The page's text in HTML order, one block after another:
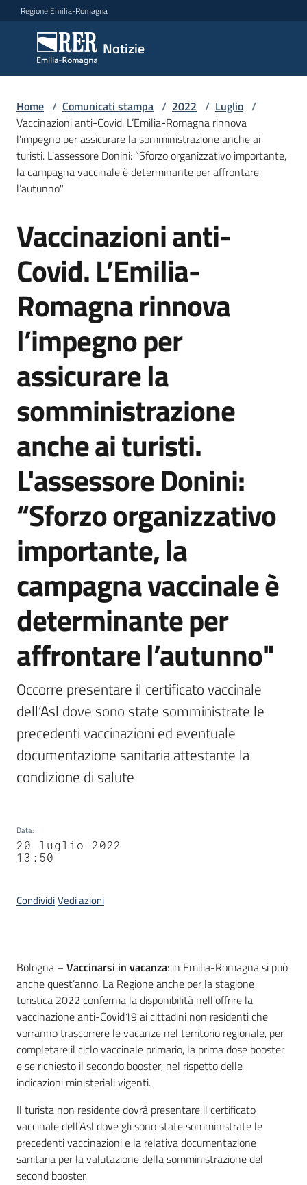
Vai al contenuto
Vai alla navigazione
Vai al footer
Regione Emilia-Romagna
Notizie
Notizie
Comunicati
stampa
Menu selezionato
Cerca
un
comunicato
Risorse
Agenzia
di
informazione
comunicazione
Seguici
su
Home / Comunicati stampa / 2022 / Luglio /
Vaccinazioni anti-Covid. L’Emilia-Romagna rinnova
l’impegno per assicurare la somministrazione anche ai
turisti. L'assessore Donini: “Sforzo organizzativo importante,
la campagna vaccinale è determinante per affrontare
l’autunno"
Salta al contenuto
Vaccinazioni anti-
Covid. L’Emilia-
Romagna rinnova
l’impegno per
assicurare la
somministrazione
anche ai turisti.
L'assessore Donini:
“Sforzo organizzativo
importante, la
campagna vaccinale è
determinante per
affrontare l’autunno"
Occorre presentare il certificato vaccinale
dell’Asl dove sono state somministrate le
precedenti vaccinazioni ed eventuale
documentazione sanitaria attestante la
condizione di salute
Data:
20 luglio 2022
13:50
CondividiVedi azioni
Contenuto
Bologna – Vaccinarsi in vacanza: in Emilia-Romagna si può
anche quest’anno. La Regione anche per la stagione
turistica 2022 conferma la disponibilità nell’offrire la
vaccinazione anti-Covid19 ai cittadini non residenti che
vorranno trascorrere le vacanze nel territorio regionale, per
completare il ciclo vaccinale primario, la prima dose booster
e se richiesto il secondo booster, nel rispetto delle
indicazioni ministeriali vigenti.
Il turista non residente dovrà presentare il certificato
vaccinale dell’Asl dove gli sono state somministrate le
precedenti vaccinazioni e la relativa documentazione
sanitaria per la valutazione della somministrazione del
second booster.